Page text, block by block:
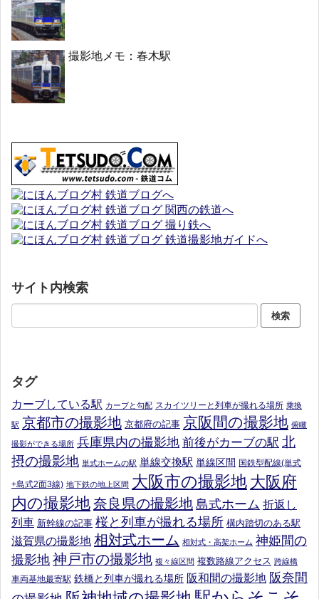
撮影地メモ：春木駅
サイト内検索
タグ
カーブしている駅 カーブと勾配 スカイツリーと列車が撮れる場所 乗換
駅 京都市の撮影地 京都府の記事 京阪間の撮影地 俯瞰
撮影ができる場所 兵庫県内の撮影地 前後がカーブの駅 北
摂の撮影地 単式ホームの駅 単線交換駅 単線区間 国鉄型配線(単式
+島式2面3線) 地下鉄の地上区間 大阪市の撮影地 大阪府
内の撮影地奈良県の撮影地 島式ホーム 折返し
列車 新幹線の記事 桜と列車が撮れる場所 構内踏切のある駅
滋賀県の撮影地 相対式ホーム 相対式・高架ホーム 神姫間の
撮影地神戸市の撮影地 複々線区間 複数路線アクセス 跨線橋
車両基地最寄駅 鉄橋と列車が撮れる場所 阪和間の撮影地 阪奈間